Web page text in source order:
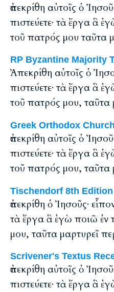
ἀπεκρίθη αὐτοῖς ὁ
πιστεύετε· τὰ ἔργα ἃ
τοῦ πατρός μου ταῦτα
RP Byzantine Majority
Ἀπεκρίθη αὐτοῖς ὁ
πιστεύετε· τὰ ἔργα ἃ
τοῦ πατρός μου, ταῦτα
Greek Orthodox
ἀπεκρίθη αὐτοῖς ὁ
πιστεύετε· τὰ ἔργα ἃ
τοῦ πατρός μου, ταῦτα
Tischendorf 8th Edition
ἀπεκρίθη ὁ Ἰησοῦς·
τὰ ἔργα ἃ ἐγὼ ποιῶ ἐν
μου, ταῦτα μαρτυρεῖ
Scrivener's Textus
ἀπεκρίθη αὐτοῖς ὁ
πιστεύετε· τὰ ἔργα ἃ